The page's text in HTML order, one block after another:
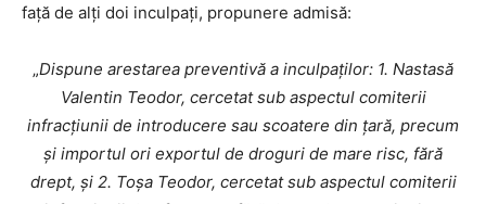
față de alți doi inculpați, propunere admisă:
„Dispune arestarea preventivă a inculpaţilor: 1. Nastasă
Valentin Teodor, cercetat sub aspectul comiterii
infracțiunii de introducere sau scoatere din ţară, precum
şi importul ori exportul de droguri de mare risc, fără
drept, și 2. Toșa Teodor, cercetat sub aspectul comiterii